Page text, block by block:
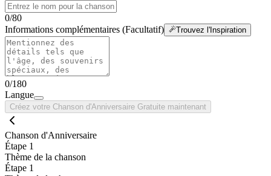
0/80
Informations complémentaires (Facultatif)
Trouvez l'Inspiration
0/180
Langue
Créez votre Chanson d'Anniversaire Gratuite maintenant
Chanson d'Anniversaire
Étape 1
Thème de la chanson
Étape 1